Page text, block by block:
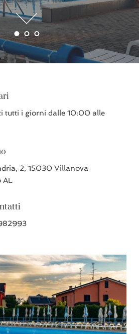
tutti i giorni dalle 10:00 alle
2, 15030 Villanova
AL